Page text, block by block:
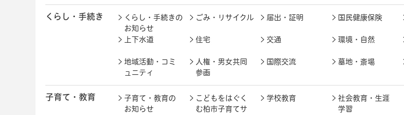
くらし・手続き
くらし・手続きの
お知らせ
ごみ・リサイクル 届出・証明 国民健康保険
上下水道 住宅 交通 環境・自然
地域活動・コミ
ュニティ
人権・男女共同
参画
国際交流 墓地・斎場
子育て・教育
子育て・教育の
お知らせ
こどもをはぐく
む柏市子育てサ
学校教育
社会教育・生涯
学習